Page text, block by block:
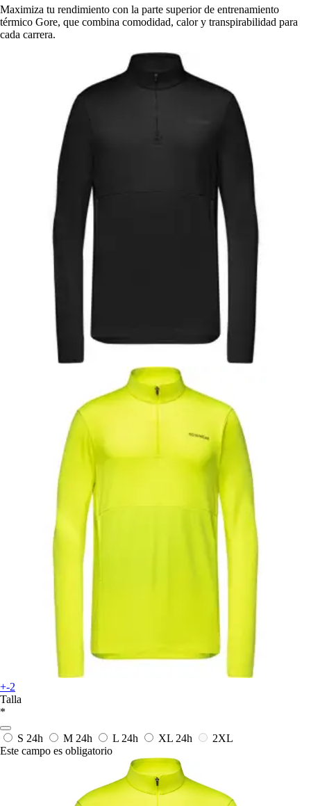
Maximiza tu rendimiento con la parte superior de entrenamiento
térmico Gore, que combina comodidad, calor y transpirabilidad para
cada carrera.
+-2
Talla
*
S 24h M 24h L 24h XL 24h
2XL
Este campo es obligatorio